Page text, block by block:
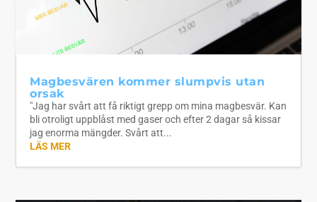
Magbesvären kommer slumpvis utan
orsak
"Jag har svårt att få riktigt grepp om mina magbesvär. Kan
bli otroligt uppblåst med gaser och efter 2 dagar så kissar
jag enorma mängder. Svårt att...
LÄS MER